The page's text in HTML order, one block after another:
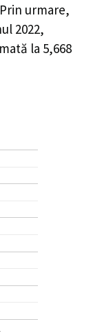
urmare,
2022,
la 5,668